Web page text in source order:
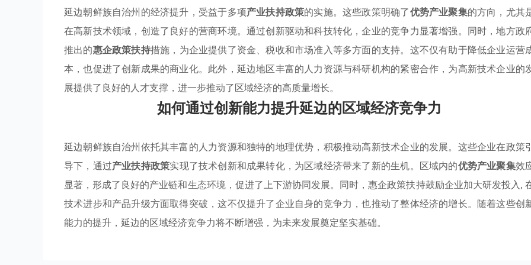
延边朝鲜族自治州的经济提升，受益于多项产业扶持政策的实施。这些政策明确了优势产业聚集的方向，尤其
在高新技术领域，创造了良好的营商环境。通过创新驱动和科技转化，企业的竞争力显著增强。同时，地方政
推出的惠企政策扶持措施，为企业提供了资金、税收和市场准入等多方面的支持。这不仅有助于降低企业运营
本，也促进了创新成果的商业化。此外，延边地区丰富的人力资源与科研机构的紧密合作，为高新技术企业的
展提供了良好的人才支撑，进一步推动了区域经济的高质量增长。
如何通过创新能力提升延边的区域经济竞争力
延边朝鲜族自治州依托其丰富的人力资源和独特的地理优势，积极推动高新技术企业的发展。这些企业在政策
导下，通过产业扶持政策实现了技术创新和成果转化，为区域经济带来了新的生机。区域内的优势产业聚集效
显著，形成了良好的产业链和生态环境，促进了上下游协同发展。同时，惠企政策扶持鼓励企业加大研发投入,
技术进步和产品升级方面取得突破，这不仅提升了企业自身的竞争力，也推动了整体经济的增长。随着这些创
能力的提升，延边的区域经济竞争力将不断增强，为未来发展奠定坚实基础。